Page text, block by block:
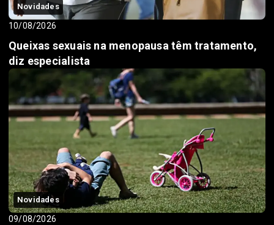
Novidades
10/08/2026
Queixas sexuais na menopausa têm tratamento,
diz especialista
Novidades
09/08/2026